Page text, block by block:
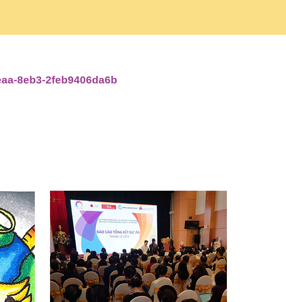
8eb3-2feb9406da6b